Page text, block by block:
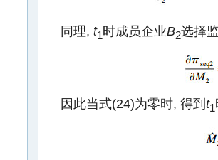
同理, t1 时成员企业B2选择
因此当式(24)为零时, 得到t1